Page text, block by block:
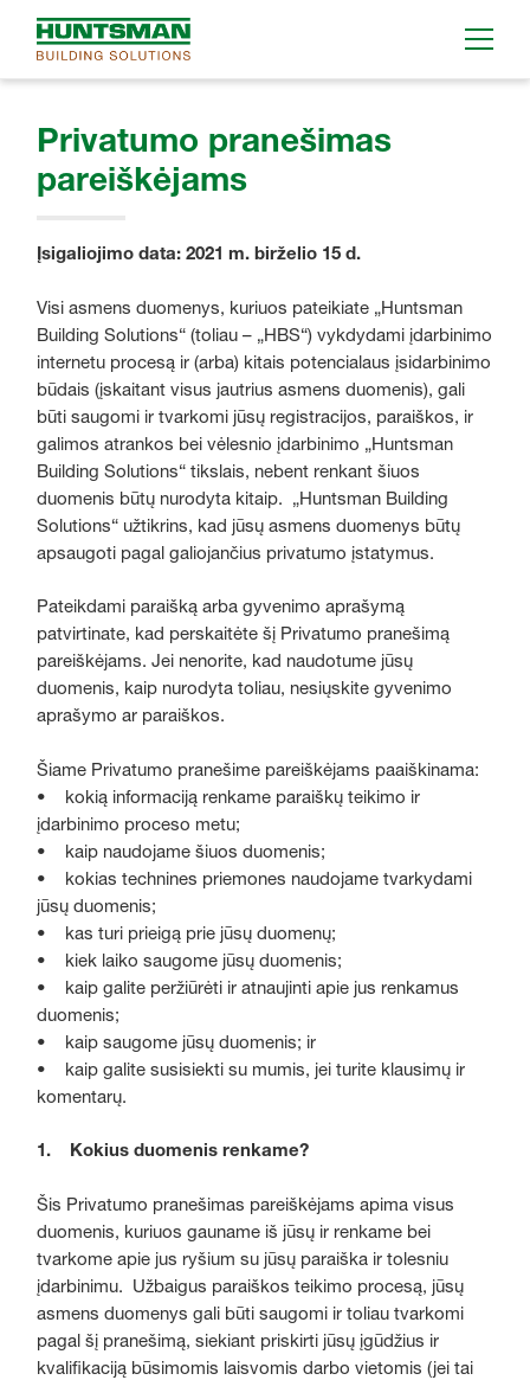
Privatumo pranešimas
pareiškėjams
Įsigaliojimo data: 2021 m. birželio 15 d.
Visi asmens duomenys, kuriuos pateikiate „Huntsman
Building Solutions“ (toliau – „HBS“) vykdydami įdarbinimo
internetu procesą ir (arba) kitais potencialaus įsidarbinimo
būdais (įskaitant visus jautrius asmens duomenis), gali
būti saugomi ir tvarkomi jūsų registracijos, paraiškos, ir
galimos atrankos bei vėlesnio įdarbinimo „Huntsman
Building Solutions“ tikslais, nebent renkant šiuos
duomenis būtų nurodyta kitaip. „Huntsman Building
Solutions“ užtikrins, kad jūsų asmens duomenys būtų
apsaugoti pagal galiojančius privatumo įstatymus.
Pateikdami paraišką arba gyvenimo aprašymą
patvirtinate, kad perskaitėte šį Privatumo pranešimą
pareiškėjams. Jei nenorite, kad naudotume jūsų
duomenis, kaip nurodyta toliau, nesiųskite gyvenimo
aprašymo ar paraiškos.
Šiame Privatumo pranešime pareiškėjams paaiškinama:
• kokią informaciją renkame paraiškų teikimo ir
įdarbinimo proceso metu;
• kaip naudojame šiuos duomenis;
• kokias technines priemones naudojame tvarkydami
jūsų duomenis;
• kas turi prieigą prie jūsų duomenų;
• kiek laiko saugome jūsų duomenis;
• kaip galite peržiūrėti ir atnaujinti apie jus renkamus
duomenis;
• kaip saugome jūsų duomenis; ir
• kaip galite susisiekti su mumis, jei turite klausimų ir
komentarų.
1. Kokius duomenis renkame?
Šis Privatumo pranešimas pareiškėjams apima visus
duomenis, kuriuos gauname iš jūsų ir renkame bei
tvarkome apie jus ryšium su jūsų paraiška ir tolesniu
įdarbinimu. Užbaigus paraiškos teikimo procesą, jūsų
asmens duomenys gali būti saugomi ir toliau tvarkomi
pagal šį pranešimą, siekiant priskirti jūsų įgūdžius ir
kvalifikaciją būsimomis laisvomis darbo vietomis (jei tai